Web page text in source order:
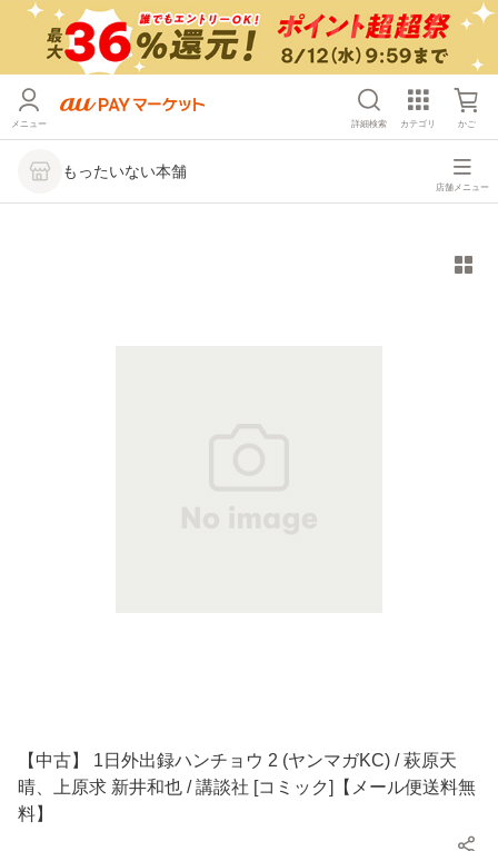
メニュー 詳細検索 カテゴリ かご
もったいない本舗
店舗メニュー
【中古】 1日外出録ハンチョウ 2 (ヤンマガKC) / 萩原天
晴、上原求 新井和也 / 講談社 [コミック]【メール便送料無
料】